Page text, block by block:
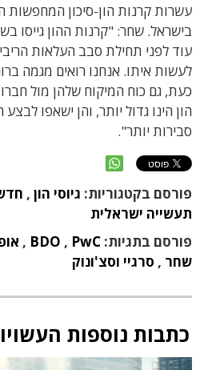
עשרות קרנות הון-סיכון המחפשות
בישראל. שחר: "קרנות ההון גייסו
עוד לפני תחילת סבב העלאות
לעשות איתו. אנחנו רואים מגמה
כעת, גם כוח המיקוח שלהן מול
הון הינו גדול יותר, והן ישאפו
סבירות יותר".
פורסם בקטגוריות: גיוסי הון ,
תעשייה ישראלית
פורסם בתגיות:
BDO , PwC
,
שחר , סרגיי וסצ'ונוק
כתבות נוספות